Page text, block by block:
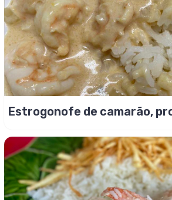
Estrogonofe de camarão,